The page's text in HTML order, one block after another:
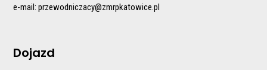
e-mail:przewodniczacy@zmrpkatowice.pl
Dojazd